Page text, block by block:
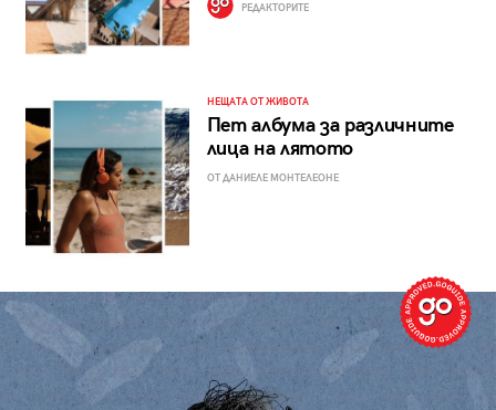
РЕДАКТОРИТЕ
НЕЩАТА ОТ ЖИВОТА
Пет албума за различните
лица на лятото
ОТ ДАНИЕЛЕ МОНТЕЛЕОНЕ